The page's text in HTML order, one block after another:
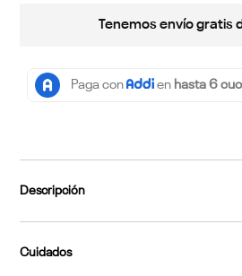
Tenemos envío gratis
Descripción
Cuidados